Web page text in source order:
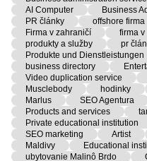
AI Computer
Business
PR články
offshore firma
Firma v zahraničí
firma
produkty a služby
pr
Produkte und Dienstleistungen
business directory
Video duplication service
Musclebody
hodinky
Marlus
SEO Agentura
Products and services
Private educational institution
SEO marketing
Artist
Maldivy
Educational
ubytovanie Malinô Brdo